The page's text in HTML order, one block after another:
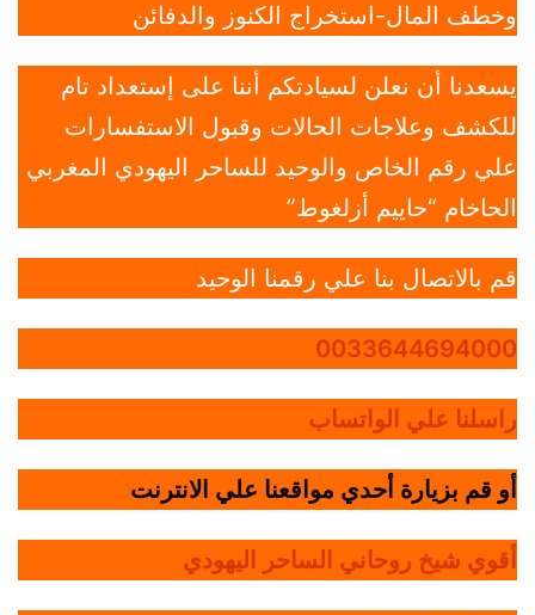
وخطف المال-استخراج الكنوز والدفائن
يسعدنا أن نعلن لسيادتكم أننا على إستعداد تام
للكشف وعلاجات الحالات وقبول الاستفسارات
علي رقم الخاص والوحيد للساحر اليهودي المغربي
الحاخام “حاييم أزلغوط”
قم بالاتصال بنا علي رقمنا الوحيد
0033644694000
راسلنا علي الواتساب
أو قم بزيارة أحدي مواقعنا علي الانترنت
أقوي شيخ روحاني الساحر اليهودي